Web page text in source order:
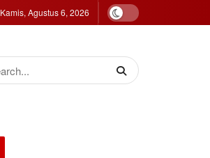
Kamis, Agustus 6, 2026